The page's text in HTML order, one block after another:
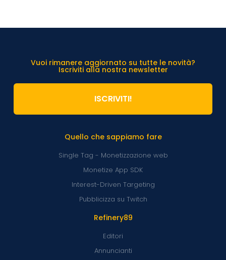
Refinery89
Editori
Annuncianti
Quello che sappiamo fare
Single Tag - Monetizzazione web
Monetize App SDK
Interest-Driven Targeting
Pubblicizza su Twitch
Vuoi rimanere aggiornato su tutte le novità?
Iscriviti alla nostra newsletter
ISCRIVITI!